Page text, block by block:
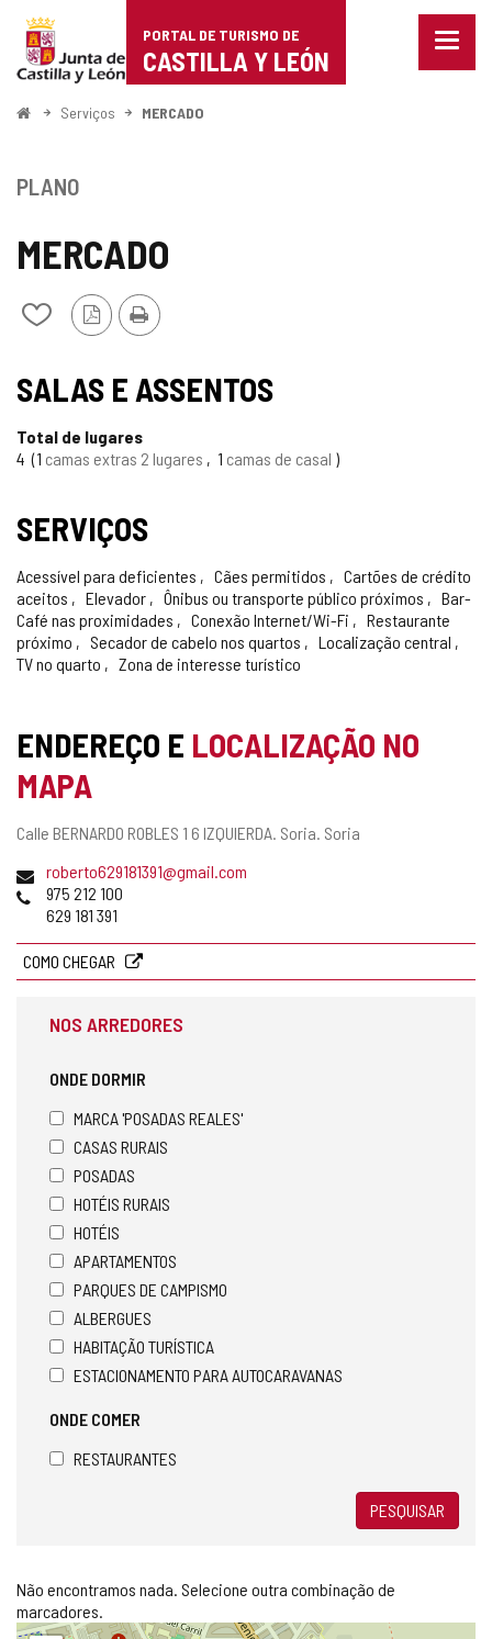
Portal
de
Turismo
Castilla
León
PORTAL DE TURISMO DE
CASTILLA Y LEÓN
Menu
ComeçoServiços MERCADO
MERCADO
Adicionar
de
meus
Versão
PDF
Imprimir
TIPO
PLANO
SALAS E ASSENTOS
Total de lugares
4
1 camas extras 2 lugares 1 camas de casal
SERVIÇOS
Acessível para deficientes Cães permitidos
Cartões de crédito
aceitos
Elevador Ônibus ou transporte público próximos
Bar-
Café nas proximidades
Conexão Internet/Wi-Fi
Restaurante
próximo
Secador de cabelo nos quartos
Localização central
TV no quarto
Zona de interesse turístico
ENDEREÇO E LOCALIZAÇÃO NO
MAPA
Endereço
Calle BERNARDO ROBLES 1 6 IZQUIERDA. Soria. Soria
Endereço
de
email
roberto629181391@gmail.com
Telefones
975 212 100
629 181 391
COMO CHEGAR
NOS ARREDORES
ONDE DORMIR
MARCA 'POSADAS REALES'
CASAS RURAIS
POSADAS
HOTÉIS RURAIS
HOTÉIS
APARTAMENTOS
PARQUES DE CAMPISMO
ALBERGUES
HABITAÇÃO TURÍSTICA
ESTACIONAMENTO PARA AUTOCARAVANAS
ONDE COMER
RESTAURANTES
PESQUISAR
Não encontramos nada. Selecione outra combinação de
marcadores.
Pular